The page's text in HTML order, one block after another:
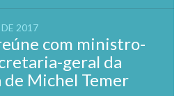
2017
com ministro-
geral da
Michel Temer